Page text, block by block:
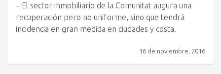
– El sector inmobiliario de la Comunitat augura una
recuperación pero no uniforme, sino que tendrá
incidencia en gran medida en ciudades y costa.
16 de noviembre, 2016